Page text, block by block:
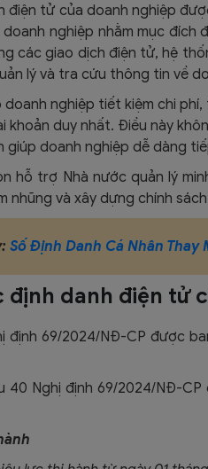
điện tử của doanh nghiệp
nghiệp nhằm mục
các giao dịch điện tử, hệ
lý và tra cứu thông tin về
nghiệp tiết kiệm chi
duy nhất. Điều này
giúp doanh nghiệp dễ dàng
hỗ trợ Nhà nước quản lý
nhũng và xây dựng chính
Số Định Danh Cá Nhân Thay
định danh điện tử
định 69/2024/NĐ-CP được
40 Nghị định 69/2024/NĐ-